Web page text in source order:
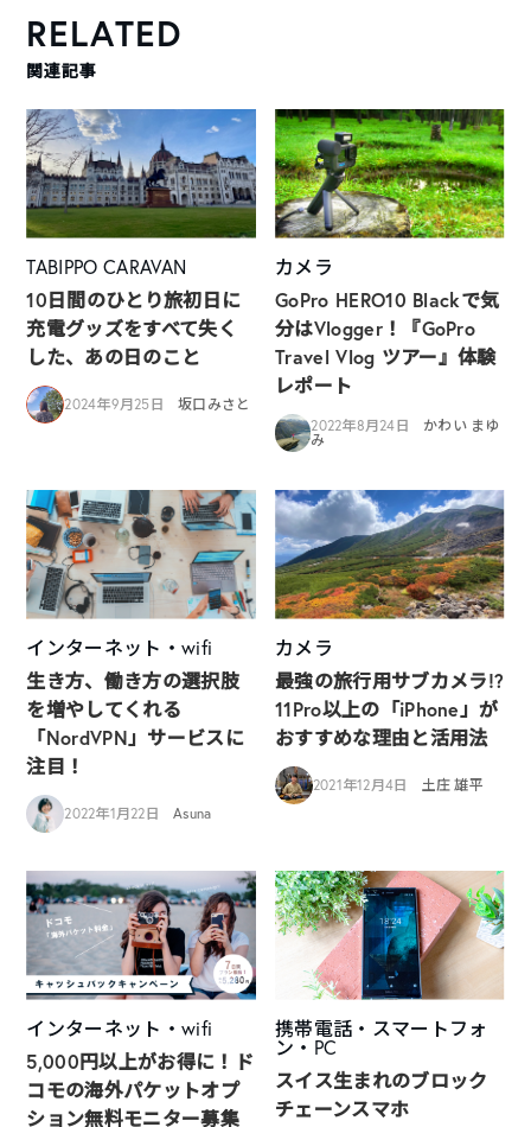
RELATED
関連記事
TABIPPO CARAVAN
10日間のひとり旅初日に
充電グッズをすべて失く
した、あの日のこと
2024年9月25日 坂口みさと
カメラ
GoPro HERO10 Blackで気
分はVlogger！『GoPro
Travel Vlog ツアー』体験
レポート
2022年8月24日
かわい まゆ
み
インターネット・wifi
生き方、働き方の選択肢
を増やしてくれる
「NordVPN」サービスに
注目！
2022年1月22日 Asuna
カメラ
最強の旅行用サブカメラ!?
11Pro以上の「iPhone」が
おすすめな理由と活用法
2021年12月4日 土庄 雄平
インターネット・wifi
5,000円以上がお得に！ド
コモの海外パケットオプ
ション無料モニター募集
携帯電話・スマートフォ
ン・PC
スイス生まれのブロック
チェーンスマホ